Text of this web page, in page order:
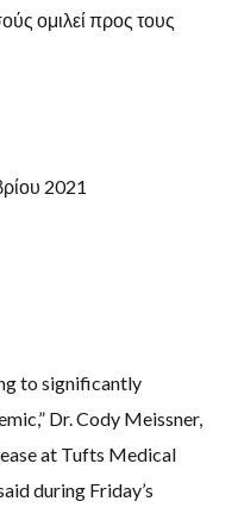
ομιλεί προς τους
2021
to significantly
Dr. Cody Meissner,
at Tufts Medical
during Friday’s